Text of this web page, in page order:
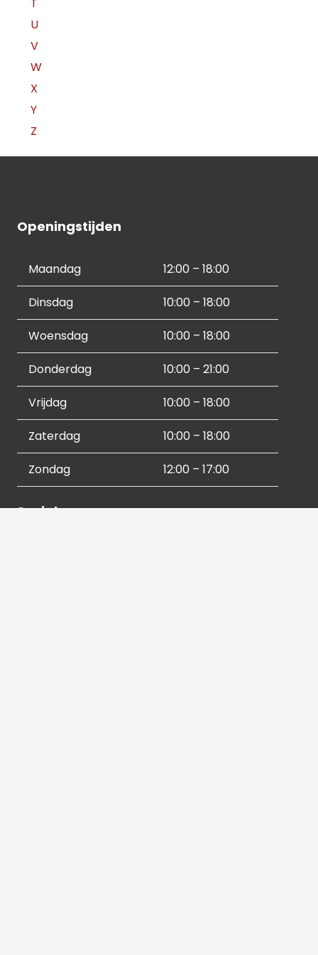
U
V
W
X
Y
Z
Openingstijden
Maandag 12:00 – 18:00
Dinsdag 10:00 – 18:00
Woensdag 10:00 – 18:00
Donderdag 10:00 – 21:00
Vrijdag 10:00 – 18:00
Zaterdag 10:00 – 18:00
Zondag 12:00 – 17:00
Socials